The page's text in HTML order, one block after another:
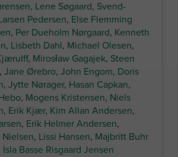
, Lene Søgaard, Svend-
Pedersen, Else Flemming
, Per Dueholm Nørgaard, Kenneth
, Lisbeth Dahl, Michael Olesen,
, Mirosław Gagajek, Steen
,Jane Ørebro,John Engom, Doris
,Jytte Nørager, Hasan Capkan,
, Mogens Kristensen, Niels
, Erik Kjær, Kim Allan Andersen,
, Erik Helmer Andersen,
Nielsen, Lissi Hansen, Majbritt Buhr
Isla Basse Risgaard Jensen